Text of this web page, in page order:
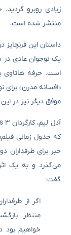
زیادی روبرو گردید.
منتشر شده است.
داستان این فرنچایز
یک نوجوان عادی در
است. حرفه هاتاوی
موفق دیگر نیز در
که جدول زمانی
می‌گذرد و به یک
گفت:
اگر از
منتظر
خواهیم بود